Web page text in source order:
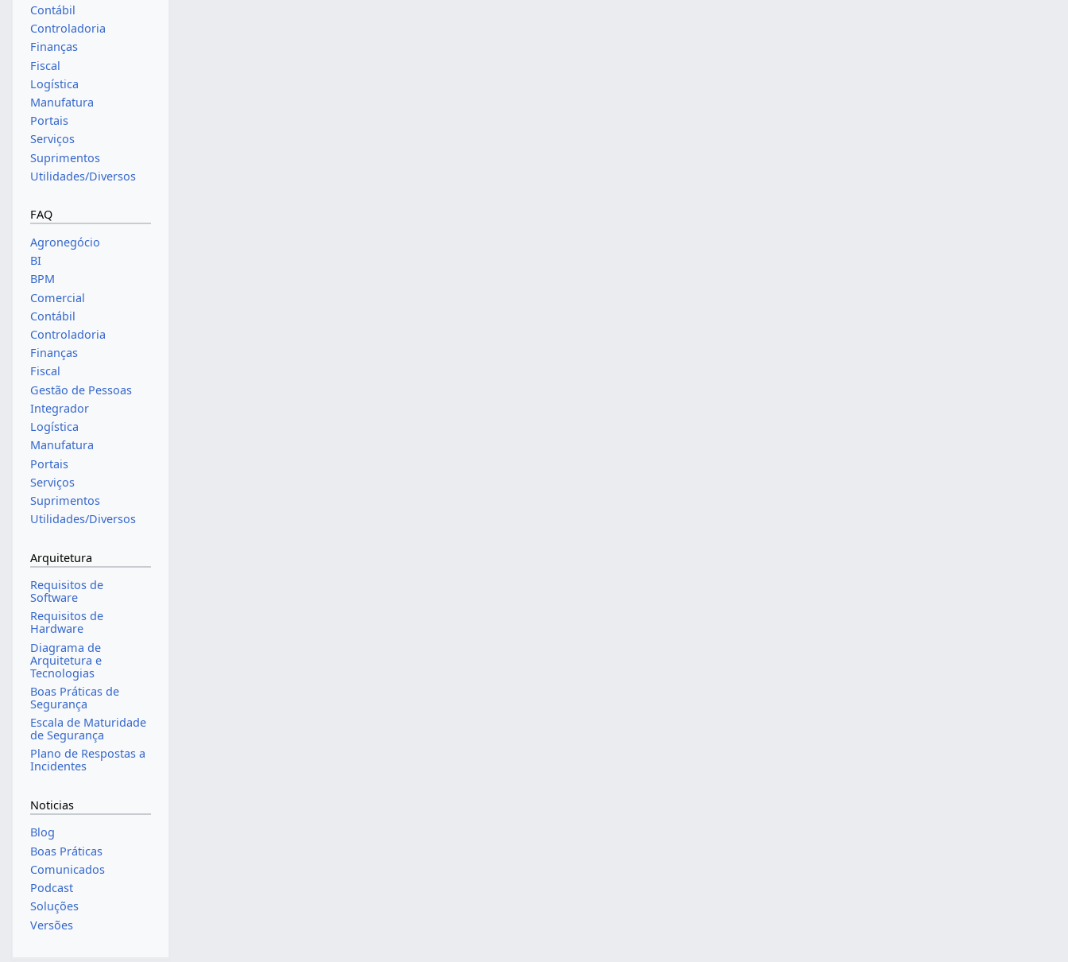
Contábil
Controladoria
Finanças
Fiscal
Logística
Manufatura
Portais
Serviços
Suprimentos
Utilidades/Diversos
FAQ
Agronegócio
BI
BPM
Comercial
Contábil
Controladoria
Finanças
Fiscal
Gestão de Pessoas
Integrador
Logística
Manufatura
Portais
Serviços
Suprimentos
Utilidades/Diversos
Arquitetura
Requisitos de
Software
Requisitos de
Hardware
Diagrama de
Arquitetura e
Tecnologias
Boas Práticas de
Segurança
Escala de Maturidade
de Segurança
Plano de Respostas a
Incidentes
Noticias
Blog
Boas Práticas
Comunicados
Podcast
Soluções
Versões